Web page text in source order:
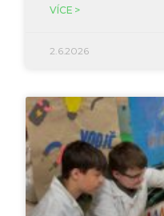
VÍCE >
2.6.2026